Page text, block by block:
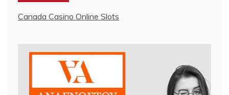
Canada Casino Online Slots